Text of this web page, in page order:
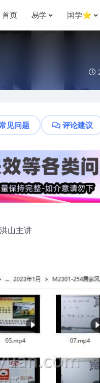
首页 易学 国学⭐
见问题 评论建议
山主讲